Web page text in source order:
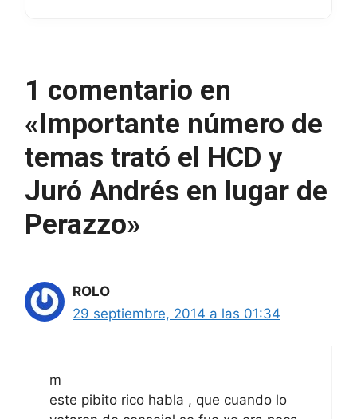
1 comentario en
«Importante número de
temas trató el HCD y
Juró Andrés en lugar de
Perazzo»
ROLO
29 septiembre, 2014 a las 01:34
m
este pibito rico habla , que cuando lo